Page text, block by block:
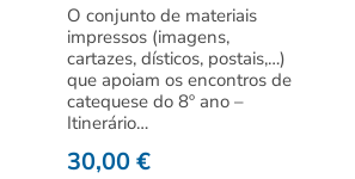
O conjunto de materiais
impressos (imagens,
cartazes, dísticos, postais,…)
que apoiam os encontros de
catequese do 8º ano –
Itinerário…
30,00€